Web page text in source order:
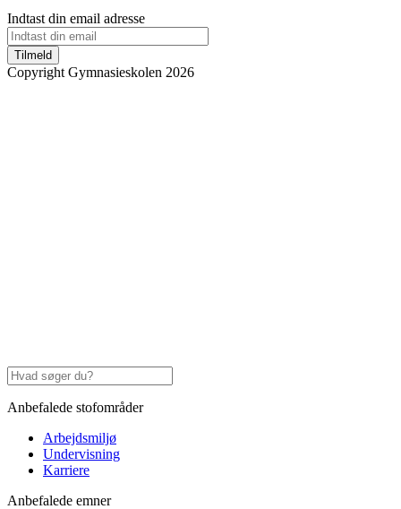
Indtast din email adresse
Tilmeld
Copyright Gymnasieskolen 2026
Anbefalede stofområder
Arbejdsmiljø
Undervisning
Karriere
Anbefalede emner